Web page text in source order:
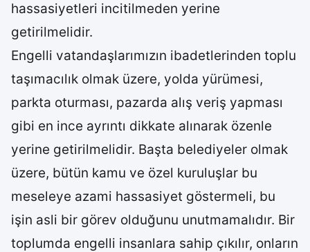
hassasiyetleri incitilmeden yerine
getirilmelidir.
Engelli vatandaşlarımızın ibadetlerinden toplu
taşımacılık olmak üzere, yolda yürümesi,
parkta oturması, pazarda alış veriş yapması
gibi en ince ayrıntı dikkate alınarak özenle
yerine getirilmelidir. Başta belediyeler olmak
üzere, bütün kamu ve özel kuruluşlar bu
meseleye azami hassasiyet göstermeli, bu
işin asli bir görev olduğunu unutmamalıdır. Bir
toplumda engelli insanlara sahip çıkılır, onların